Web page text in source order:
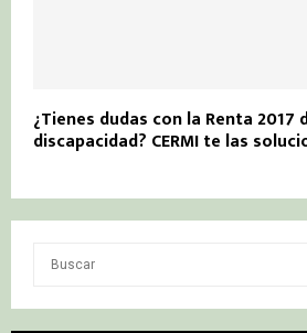
¿Tienes dudas con la Renta 2017
discapacidad? CERMI te las